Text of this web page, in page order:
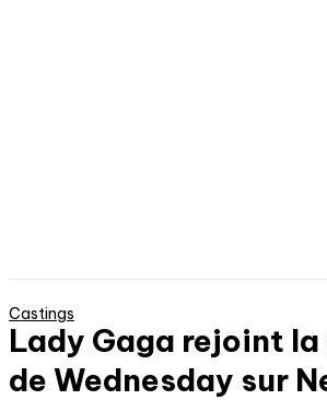
Castings
Lady Gaga rejoint la
de Wednesday sur